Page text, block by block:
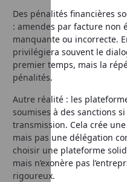
Des pénalités financières
: amendes par facture non
manquante ou incorrecte.
privilégiera souvent le
premier temps, mais la
pénalités.
Autre réalité : les
soumises à des sanctions
transmission. Cela crée
mais pas une délégation
choisir une plateforme
mais n’exonère pas
rigoureux.